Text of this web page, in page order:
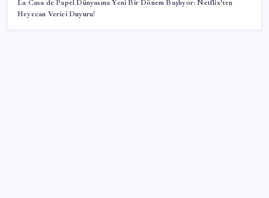
La Casa de Papel Dünyasına Yeni Bir Dönem Başlıyor: Netflix’ten
Heyecan Verici Duyuru!